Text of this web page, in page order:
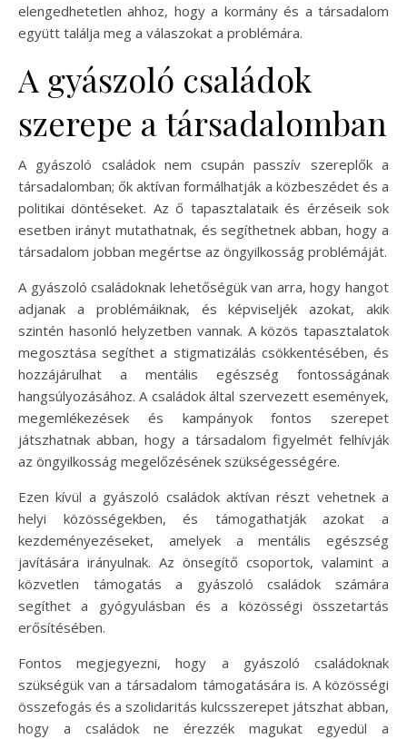
elengedhetetlen ahhoz, hogy a kormány és a társadalom
együtt találja meg a válaszokat a problémára.
A gyászoló családok
szerepe a társadalomban
A gyászoló családok nem csupán passzív szereplők a
társadalomban; ők aktívan formálhatják a közbeszédet és a
politikai döntéseket. Az ő tapasztalataik és érzéseik sok
esetben irányt mutathatnak, és segíthetnek abban, hogy a
társadalom jobban megértse az öngyilkosság problémáját.
A gyászoló családoknak lehetőségük van arra, hogy hangot
adjanak a problémáiknak, és képviseljék azokat, akik
szintén hasonló helyzetben vannak. A közös tapasztalatok
megosztása segíthet a stigmatizálás csökkentésében, és
hozzájárulhat a mentális egészség fontosságának
hangsúlyozásához. A családok által szervezett események,
megemlékezések és kampányok fontos szerepet
játszhatnak abban, hogy a társadalom figyelmét felhívják
az öngyilkosság megelőzésének szükségességére.
Ezen kívül a gyászoló családok aktívan részt vehetnek a
helyi közösségekben, és támogathatják azokat a
kezdeményezéseket, amelyek a mentális egészség
javítására irányulnak. Az önsegítő csoportok, valamint a
közvetlen támogatás a gyászoló családok számára
segíthet a gyógyulásban és a közösségi összetartás
erősítésében.
Fontos megjegyezni, hogy a gyászoló családoknak
szükségük van a társadalom támogatására is. A közösségi
összefogás és a szolidaritás kulcsszerepet játszhat abban,
hogy a családok ne érezzék magukat egyedül a